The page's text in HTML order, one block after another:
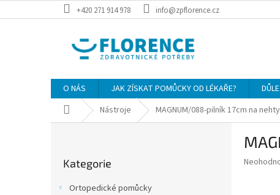
na
+420 271 914 978 info@zpflorence.cz
O NÁS JAK ZÍSKAT POMŮCKY OD LÉKAŘE?
Domů Nástroje MAGNUM/088-pilník 17cm na
kategorie
Kategorie
Ortopedické pomůcky
Průměrné